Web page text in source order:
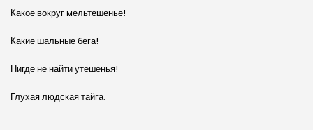
Какое вокруг мельтешенье!
Какие шальные бега!
Нигде не найти утешенья!
Глухая людская тайга.